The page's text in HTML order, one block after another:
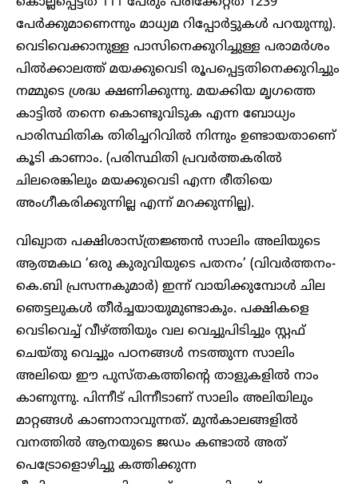
പേര്‍ക്കുമാണെന്നും മാധ്യമ റിപ്പോര്‍ട്ടുകള്‍ പറയുന്നു).
വെടിവെക്കാനുള്ള പാസിനെക്കുറിച്ചുള്ള പരാമര്‍ശം
പില്‍ക്കാലത്ത് മയക്കുവെടി രൂപപ്പെട്ടതിനെക്കുറിച്ചും
നമ്മുടെ ശ്രദ്ധ ക്ഷണിക്കുന്നു. മയക്കിയ മൃഗത്തെ
കാട്ടില്‍ തന്നെ കൊണ്ടുവിടുക എന്ന ബോധ്യം
പാരിസ്ഥിതിക തിരിച്ചറിവില്‍ നിന്നും ഉണ്ടായതാണെ്
കൂടി കാണാം. (പരിസ്ഥിതി പ്രവര്‍ത്തകരില്‍
ചിലരെങ്കിലും മയക്കുവെടി എന്ന രീതിയെ
അംഗീകരിക്കുന്നില്ല എന്ന് മറക്കുന്നില്ല).
വിഖ്യാത പക്ഷിശാസ്ത്രജ്ഞന്‍ സാലിം അലിയുടെ
ആത്മകഥ ‘ഒരു കുരുവിയുടെ പതനം’ (വിവര്‍ത്തനം-
കെ.ബി പ്രസന്നകുമാര്‍) ഇന്ന് വായിക്കുമ്പോള്‍ ചില
ഞെട്ടലുകള്‍ തീര്‍ച്ചയായുമുണ്ടാകും. പക്ഷികളെ
വെടിവെച്ച് വീഴ്ത്തിയും വല വെച്ചുപിടിച്ചും സ്റ്റഫ്
ചെയ്തു വെച്ചും പഠനങ്ങള്‍ നടത്തുന്ന സാലിം
അലിയെ ഈ പുസ്തകത്തിന്റെ താളുകളില്‍ നാം
കാണുന്നു. പിന്നീട് പിന്നീടാണ് സാലിം അലിയിലും
മാറ്റങ്ങള്‍ കാണാനാവുന്നത്. മുന്‍കാലങ്ങളില്‍
വനത്തില്‍ ആനയുടെ ജഡം കണ്ടാല്‍ അത്
പെട്രോളൊഴിച്ചു കത്തിക്കുന്ന